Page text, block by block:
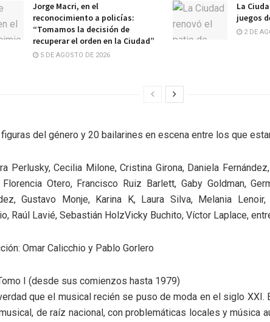
Jorge Macri, en el
reconocimiento a policías:
“Tomamos la decisión de
recuperar el orden en la Ciudad”
5 DE AGOSTO DE 2026
La
juegos
2 DE
del género y 20 bailarines en escena entre los que
Perlusky, Cecilia Milone, Cristina Girona, Daniela
Florencia Otero, Francisco Ruiz Barlett, Gaby Goldman,
Gustavo Monje, Karina K, Laura Silva, Melania
Raúl Lavié, Sebastián HolzVicky Buchito, Víctor Laplace,
Omar Calicchio y Pablo Gorlero
I (desde sus comienzos hasta 1979)
que el musical recién se puso de moda en el siglo XXI.
de raíz nacional, con problemáticas locales y música